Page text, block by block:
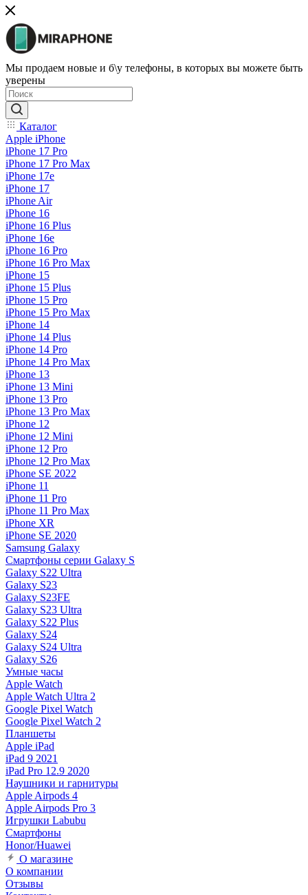
Мы продаем новые и б\у телефоны, в которых вы можете быть
уверены
Каталог
Apple iPhone
iPhone 17 Pro
iPhone 17 Pro Max
iPhone 17e
iPhone 17
iPhone Air
iPhone 16
iPhone 16 Plus
iPhone 16e
iPhone 16 Pro
iPhone 16 Pro Max
iPhone 15
iPhone 15 Plus
iPhone 15 Pro
iPhone 15 Pro Max
iPhone 14
iPhone 14 Plus
iPhone 14 Pro
iPhone 14 Pro Max
iPhone 13
iPhone 13 Mini
iPhone 13 Pro
iPhone 13 Pro Max
iPhone 12
iPhone 12 Mini
iPhone 12 Pro
iPhone 12 Pro Max
iPhone SE 2022
iPhone 11
iPhone 11 Pro
iPhone 11 Pro Max
iPhone XR
iPhone SE 2020
Samsung Galaxy
Смартфоны серии Galaxy S
Galaxy S22 Ultra
Galaxy S23
Galaxy S23FE
Galaxy S23 Ultra
Galaxy S22 Plus
Galaxy S24
Galaxy S24 Ultra
Galaxy S26
Умные часы
Apple Watch
Apple Watch Ultra 2
Google Pixel Watch
Google Pixel Watch 2
Планшеты
Apple iPad
iPad 9 2021
iPad Pro 12.9 2020
Наушники и гарнитуры
Apple Airpods 4
Apple Airpods Pro 3
Игрушки Labubu
Смартфоны
Honor/Huawei
О магазине
О компании
Отзывы